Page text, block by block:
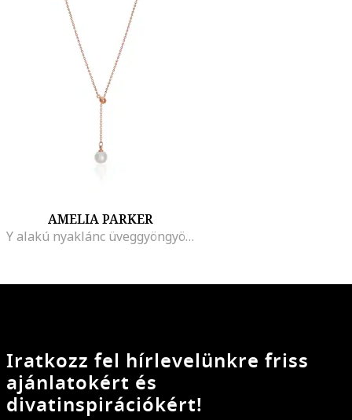
AMELIA PARKER
Y alakú nyaklánc üveggyöngyös medállal
Iratkozz fel hírlevelünkre friss
ajánlatokért és
divatinspirációkért!